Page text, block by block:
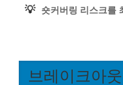
💡 숏커버링 리스크를
브레이크아